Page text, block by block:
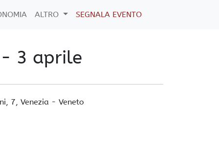
ALTRO SEGNALA EVENTO
3 aprile
7,Venezia -Veneto